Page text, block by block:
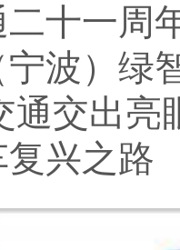
十一周
波）绿
交出亮
兴之路